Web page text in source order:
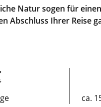
Natur sogen für
Abschluss Ihrer Reise
ca.